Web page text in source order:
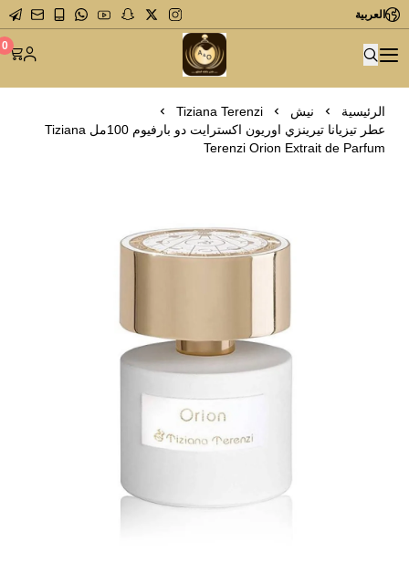
العربية
متجر عاشق العطور 0
الرئيسية نيش
Tiziana Terenzi
عطر تيزيانا تيرينزي اوريون اكسترايت دو بارفيوم 100مل Tiziana
Terenzi Orion Extrait de Parfum